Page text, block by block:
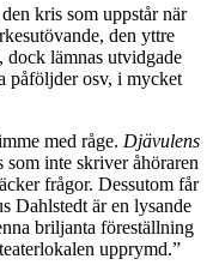
kris som uppstår när
den yttre
lämnas utvidgade
påföljder osv, i mycket
med råge. Djävulens
som inte skriver åhöraren
frågor. Dessutom får
Dahlstedt är en lysande
briljanta föreställning
upprymd.”